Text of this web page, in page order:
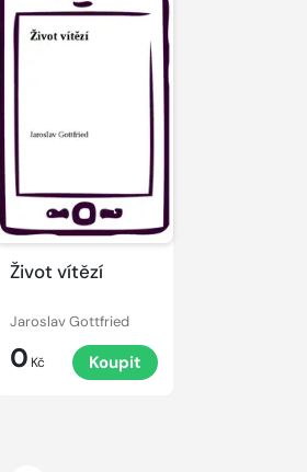
Život vítězí
Jaroslav Gottfried
0 Kč Koupit